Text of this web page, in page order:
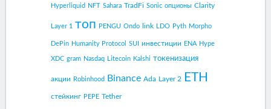
Hyperliquid NFT Sahara TradFi Sonic опционы Clarity
Layer 1 топ PENGU Ondo link LDO Pyth Morpho
DePin Humanity Protocol SUI инвестиции ENA Hype
XDC gram Nasdaq Litecoin Kalshi токенизация
акции Robinhood Binance Ada Layer 2 ETH
стейкинг PEPE Tether